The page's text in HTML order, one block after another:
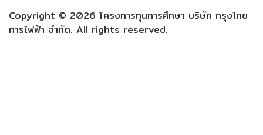
Copyright © 2026 โครงการทุนการศึกษา บริษัท กรุงไทย
การไฟฟ้า จำกัด. All rights reserved.